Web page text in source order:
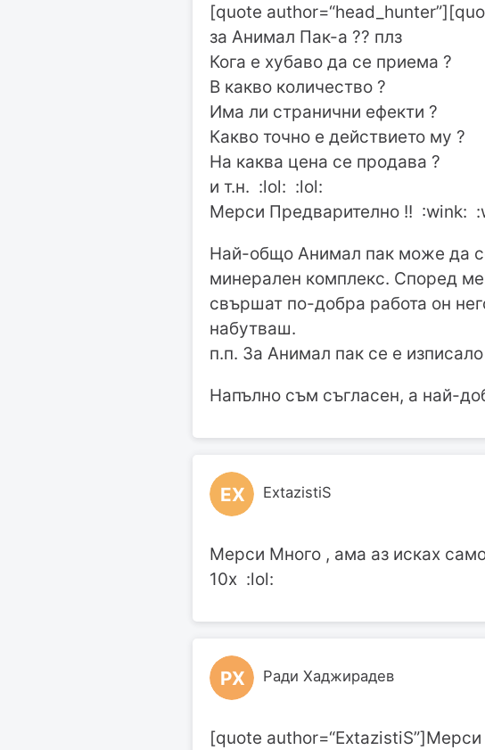
[quote
за Анимал Пак-а ?? плз
Кога е хубаво да се приема ?
В какво количество ?
Има ли странични ефекти ?
Какво точно е действието му ?
На каква цена се продава ?
и т.н. :lol: :lol:
Мерси Предварително !! :wink:
Най-общо Анимал пак може да
минерален комплекс. Според
свършат по-добра работа он
набутваш.
п.п. За Анимал пак се е
Напълно съм съгласен, а най-
EX ExtazistiS
Мерси Много , ама аз исках
10х :lol:
РХ Ради Хаджирадев
[quote